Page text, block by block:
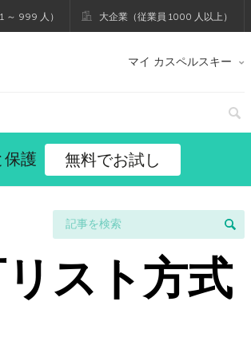
～ 999 人） 大企業（従業員 1000 人以上）
マイ カスペルスキー
保護 無料でお試し
スト方式